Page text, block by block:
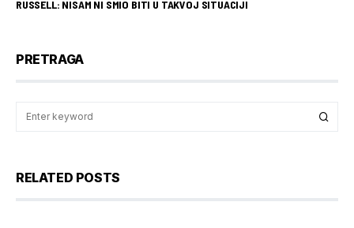
RUSSELL: NISAM NI SMIO BITI U TAKVOJ SITUACIJI
PRETRAGA
RELATED POSTS